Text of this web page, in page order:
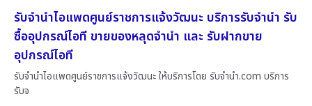
รับจำนำไอแพดศูนย์ราชการแจ้งวัฒนะ บริการรับจำนำ รับ
ซื้ออุปกรณ์ไอที ขายของหลุดจำนำ และ รับฝากขาย
อุปกรณ์ไอที
รับจำนำไอแพดศูนย์ราชการแจ้งวัฒนะ ให้บริการโดย รับจํานํา.com บริการ
รับจ